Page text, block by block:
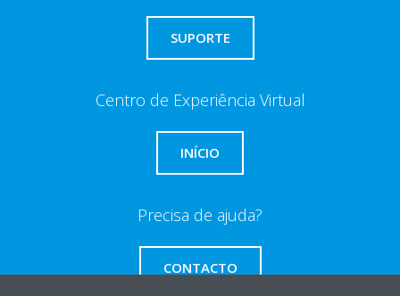
SUPORTE
Centro de Experiência Virtual
INÍCIO
Precisa de ajuda?
CONTACTO